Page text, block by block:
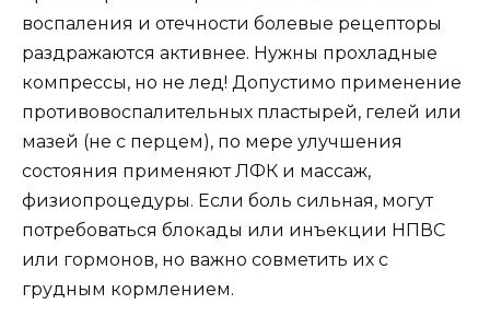
воспаления и отечности болевые рецепторы
раздражаются активнее. Нужны прохладные
компрессы, но не лед! Допустимо применение
противовоспалительных пластырей, гелей или
мазей (не с перцем), по мере улучшения
состояния применяют ЛФК и массаж,
физиопроцедуры. Если боль сильная, могут
потребоваться блокады или инъекции НПВС
или гормонов, но важно совметить их с
грудным кормлением.